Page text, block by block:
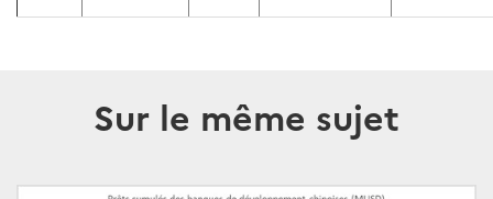
Sur le même sujet